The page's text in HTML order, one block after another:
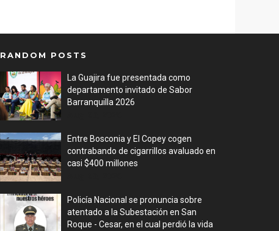
RANDOM POSTS
La Guajira fue presentada como
departamento invitado de Sabor
Barranquilla 2026
Entre Bosconia y El Copey cogen
contrabando de cigarrillos avaluado en
casi $400 millones
Policía Nacional se pronuncia sobre
atentado a la Subestación en San
Roque - Cesar, en el cual perdió la vida